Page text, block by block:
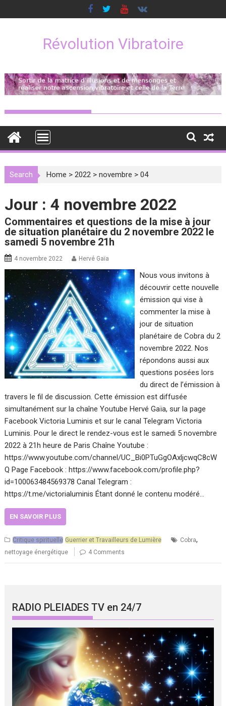
to
Révolution Vibratoire
Search Home >2022 >novembre >04
Jour :4 novembre 2022
Commentaires et questions de la mise à jour
de situation planétaire du 2 novembre 2022 le
samedi 5 novembre 21h
4 novembre 2022 Hervé Gaïa
Nous vous invitons à
découvrir cette nouvelle
émission qui vise à
commenter la mise à
jour de situation
planétaire de Cobra du 2
novembre 2022. Nos
répondons aussi aux
questions posées lors
du direct de l’émission à
travers le fil de discussion. Cette émission est diffusée
simultanément sur la chaîne Youtube Hervé Gaïa, sur la page
Facebook Victoria Luminis et sur le canal Telegram Victoria
Luminis. Pour le direct le rendez-vous est le samedi 5 novembre
2022 à 21h heure de Paris Chaîne Youtube :
https://www.youtube.com/channel/UC_Bi0PTuGgOAxljcwqC8cW
Q Page Facebook : https://www.facebook.com/profile.php?
id=100063484569378 Canal Telegram :
https://t.me/victorialuminis Étant donné le contenu modéré…
EN SAVOIR PLUS
Critique spirituelle Guerrier et Travailleurs de Lumière Cobra,
nettoyage énergétique 4 Comments
RADIO PLEIADES TV en 24/7